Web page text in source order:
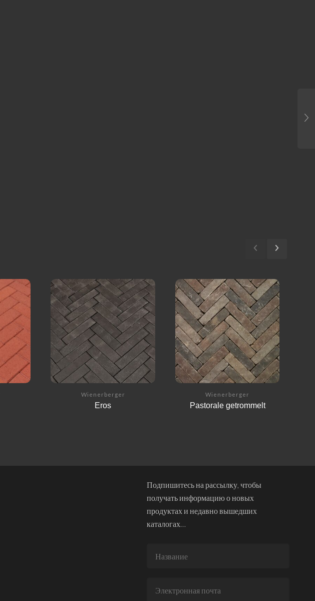
Wienerberger
Eros
Wienerberger
Pastorale getrommelt
Подпишитесь на рассылку, чтобы
получать информацию о новых
продуктах и недавно вышедших
каталогах…